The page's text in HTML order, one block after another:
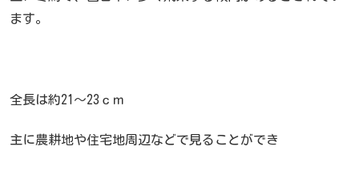
ます。
全長は約21～23ｃｍ
主に農耕地や住宅地周辺などで見ることができ